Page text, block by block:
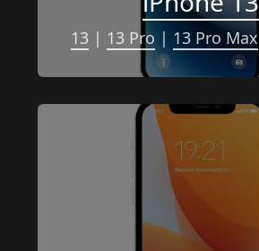
13 | 13 Pro | 13 Pro Max